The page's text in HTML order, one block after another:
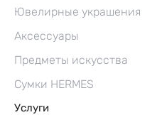
Ювелирные украшения
Аксессуары
Предметы искусства
Сумки HERMES
Услуги